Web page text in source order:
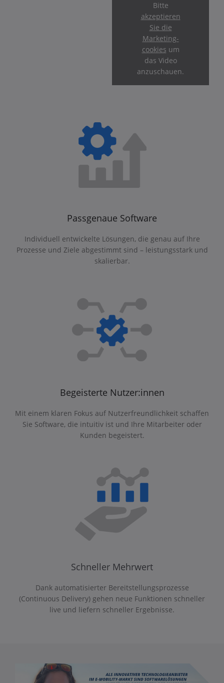
Bitte
akzeptieren
Sie die
Marketing-
cookies um
das Video
anzuschauen.
Passgenaue Software
Individuell entwickelte Lösungen, die genau auf Ihre
Prozesse und Ziele abgestimmt sind – leistungsstark und
skalierbar.
Begeisterte Nutzer:innen
Mit einem klaren Fokus auf Nutzerfreundlichkeit schaffen
Sie Software, die intuitiv ist und Ihre Mitarbeiter oder
Kunden begeistert.
Schneller Mehrwert
Dank automatisierter Bereitstellungsprozesse
(Continuous Delivery) gehen neue Funktionen schneller
live und liefern schneller Ergebnisse.